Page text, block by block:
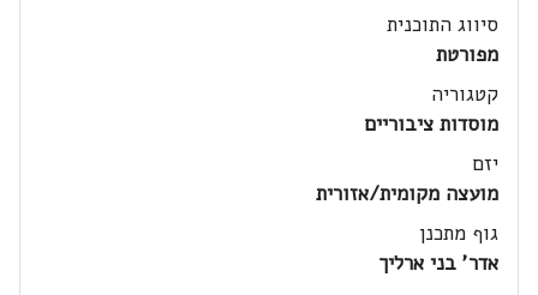
סיווג התוכנית
מפורטת
קטגוריה
מוסדות ציבוריים
יזם
מועצה מקומית/אזורית
גוף מתכנן
אדר' בני ארליך